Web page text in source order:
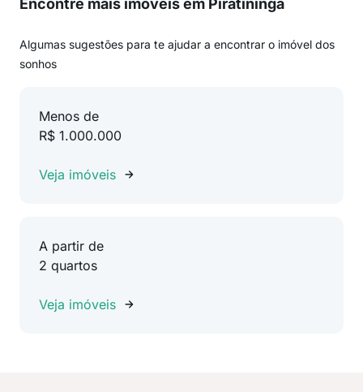
Encontre mais imóveis em Piratininga
Algumas sugestões para te ajudar a encontrar o imóvel dos
sonhos
Menos de
R$ 1.000.000
Veja imóveis
A partir de
2 quartos
Veja imóveis